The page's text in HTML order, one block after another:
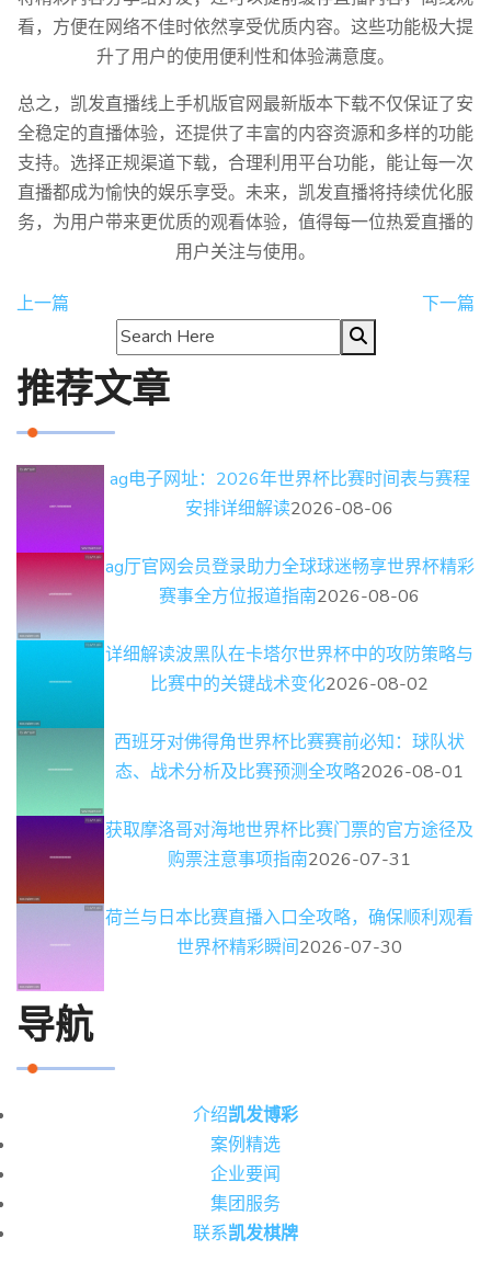
看，方便在网络不佳时依然享受优质内容。这些功能极大提
升了用户的使用便利性和体验满意度。
总之，凯发直播线上手机版官网最新版本下载不仅保证了安
全稳定的直播体验，还提供了丰富的内容资源和多样的功能
支持。选择正规渠道下载，合理利用平台功能，能让每一次
直播都成为愉快的娱乐享受。未来，凯发直播将持续优化服
务，为用户带来更优质的观看体验，值得每一位热爱直播的
用户关注与使用。
上一篇 下一篇
推荐文章
ag电子网址：2026年世界杯比赛时间表与赛程
安排详细解读2026-08-06
ag厅官网会员登录助力全球球迷畅享世界杯精彩
赛事全方位报道指南2026-08-06
详细解读波黑队在卡塔尔世界杯中的攻防策略与
比赛中的关键战术变化2026-08-02
西班牙对佛得角世界杯比赛赛前必知：球队状
态、战术分析及比赛预测全攻略2026-08-01
获取摩洛哥对海地世界杯比赛门票的官方途径及
购票注意事项指南2026-07-31
荷兰与日本比赛直播入口全攻略，确保顺利观看
世界杯精彩瞬间2026-07-30
导航
介绍凯发博彩
案例精选
企业要闻
集团服务
联系凯发棋牌